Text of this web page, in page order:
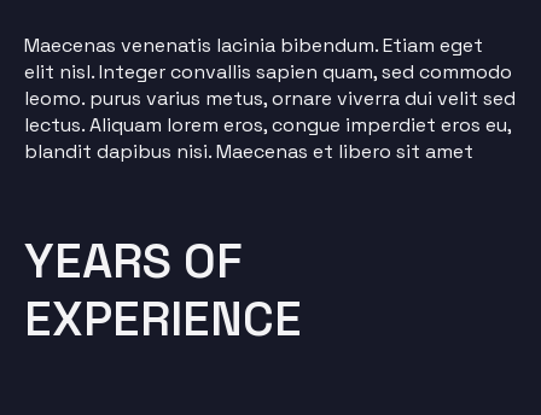
Maecenas venenatis lacinia bibendum. Etiam eget
elit nisl. Integer convallis sapien quam, sed commodo
leomo. purus varius metus, ornare viverra dui velit sed
lectus. Aliquam lorem eros, congue imperdiet eros eu,
blandit dapibus nisi. Maecenas et libero sit amet
YEARS OF
EXPERIENCE